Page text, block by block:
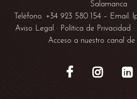
Salamanca
Teléfono. +34 923 580 154– Email.
Aviso Legal
· Política de Privacidad ·
Acceso a nuestro canal de